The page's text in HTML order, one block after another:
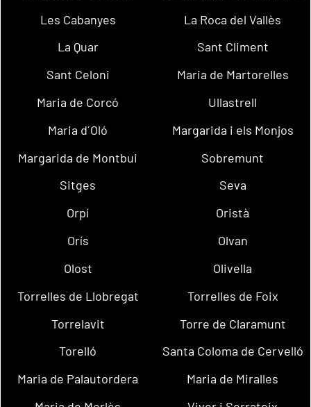
Les Cabanyes
La Roca del Vallès
La Quar
Sant Climent
Sant Celoni
Maria de Martorelles
Maria de Corcó
Ullastrell
Maria d´Oló
Margarida i els Monjos
Margarida de Montbui
Sobremunt
Sitges
Seva
Orpí
Oristà
Orís
Olvan
Olost
Olivella
Torrelles de Llobregat
Torrelles de Foix
Torrelavit
Torre de Claramunt
Torelló
Santa Coloma de Cervelló
Maria de Palautordera
Maria de Miralles